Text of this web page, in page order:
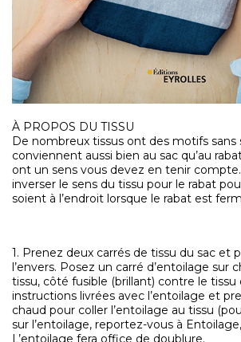
À PROPOS DU TISSU
De nombreux tissus ont des motifs sans
conviennent aussi bien au sac qu’au
ont un sens vous devez en tenir
inverser le sens du tissu pour le rabat
soient à l’endroit lorsque le rabat est
1. Prenez deux carrés de tissu du sac et
l’envers. Posez un carré d’entoilage sur
tissu, côté fusible (brillant) contre le tissu
instructions livrées avec l’entoilage et
chaud pour coller l’entoilage au tissu
sur l’entoilage, reportez-vous à Entoilage,
L’entoilage fera office de doublure.